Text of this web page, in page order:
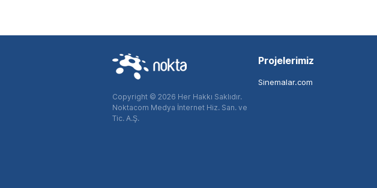
Copyright © 2026 Her Hakkı Saklıdır.
Noktacom Medya İnternet Hiz. San. ve
Tic. A.Ş.
Projelerimiz
Sinemalar.com